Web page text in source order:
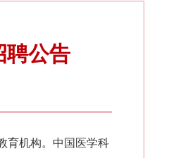
聘公告
育机构。中国医学科